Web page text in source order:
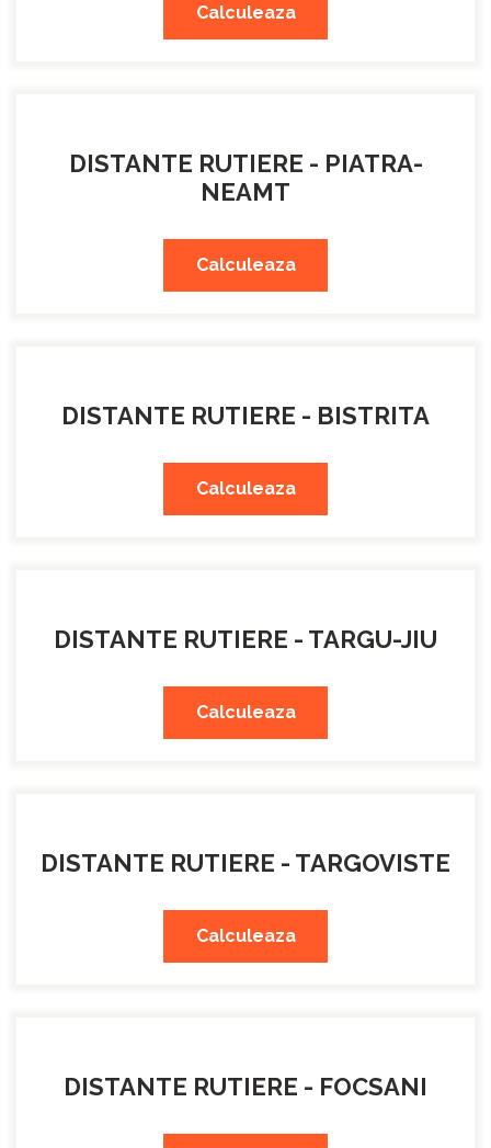
Calculeaza
DISTANTE RUTIERE - PIATRA-
NEAMT
Calculeaza
DISTANTE RUTIERE - BISTRITA
Calculeaza
DISTANTE RUTIERE - TARGU-JIU
Calculeaza
DISTANTE RUTIERE - TARGOVISTE
Calculeaza
DISTANTE RUTIERE - FOCSANI